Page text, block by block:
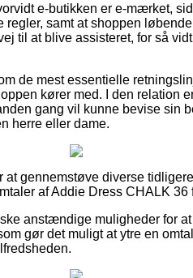
e-butikken er e-mærket,
samt at shoppen
til at blive assisteret, for så
de mest essentielle
kører med. I den relation
gang vil kunne bevise sin
herre eller dame.
gennemstøve diverse
af Addie Dress CHALK 36
anstændige muligheder for
gør det muligt at ytre en